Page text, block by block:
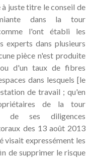
juste titre le conseil de
dans la tour
l'ont établi les
experts dans plusieurs
pièce n'est produite
d'un taux de fibres
dans lesquels [le
de travail ; qu'en
de la tour
de ses diligences
des 13 août 2013
visait expressément les
de supprimer le risque